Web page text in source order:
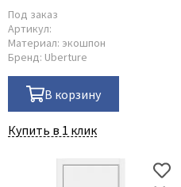
Под заказ
Артикул:
Материал: экошпон
Бренд: Uberture
В корзину
Купить в 1 клик